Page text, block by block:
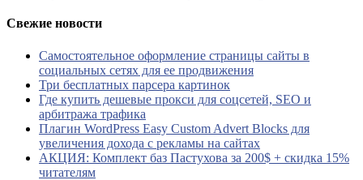
Свежие новости
Самостоятельное оформление страницы сайты в
социальных сетях для ее продвижения
Три бесплатных парсера картинок
Где купить дешевые прокси для соцсетей, SEO и
арбитража трафика
Плагин WordPress Easy Custom Advert Blocks для
увеличения дохода с рекламы на сайтах
АКЦИЯ: Комплект баз Пастухова за 200$ + скидка 15%
читателям